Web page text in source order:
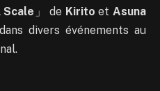
Scale 」 de Kirito et Asuna
divers événements au